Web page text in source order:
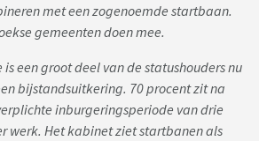
met een zogenoemde startbaan.
gemeenten doen mee.
een groot deel van de statushouders nu
bijstandsuitkering. 70 procent zit na
inburgeringsperiode van drie
werk. Het kabinet ziet startbanen als